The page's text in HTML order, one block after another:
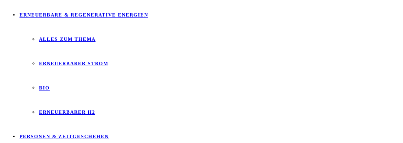
ERNEUERBARE & REGENERATIVE ENERGIEN
ALLES ZUM THEMA
ERNEUERBARER STROM
BIO
ERNEUERBARER H2
PERSONEN & ZEITGESCHEHEN